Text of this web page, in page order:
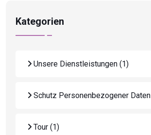
Kategorien
Unsere Dienstleistungen (1)
Schutz Personenbezogener Daten
Tour (1)